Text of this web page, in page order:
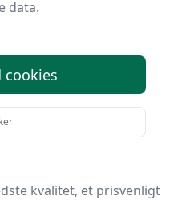
Online, det helt rigtige
Vi har udvalgt de 4
du er sikret et godt køb!
kvalitet, et prisvenligt
data.
cookies